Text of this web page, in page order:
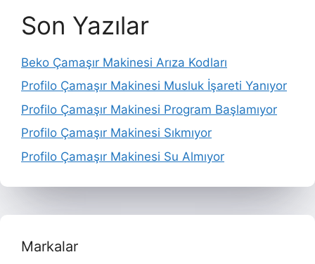
Son Yazılar
Beko Çamaşır Makinesi Arıza Kodları
Profilo Çamaşır Makinesi Musluk İşareti Yanıyor
Profilo Çamaşır Makinesi Program Başlamıyor
Profilo Çamaşır Makinesi Sıkmıyor
Profilo Çamaşır Makinesi Su Almıyor
Markalar